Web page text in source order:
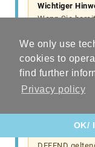
We only use
cookies to
find further
Privacy policy
OK/
Wichtiger
Wenn Sie
haben, ist
unsere
Angabe der
wir in diesem